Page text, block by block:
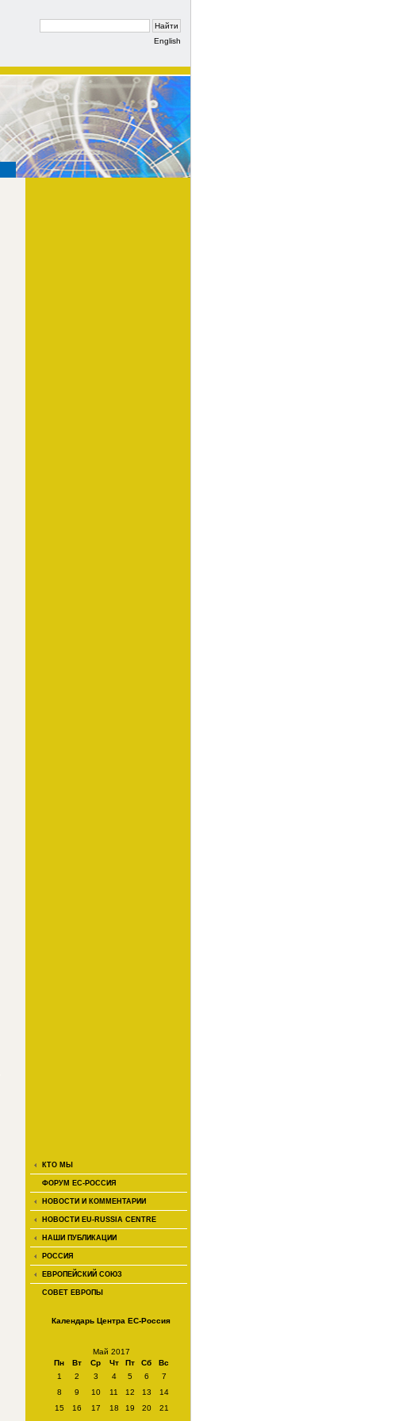
English
КТО МЫ
ФОРУМ ЕС-РОССИЯ
НОВОСТИ И КОММЕНТАРИИ
НОВОСТИ EU-RUSSIA CENTRE
НАШИ ПУБЛИКАЦИИ
РОССИЯ
ЕВРОПЕЙСКИЙ СОЮЗ
СОВЕТ ЕВРОПЫ
Календарь Центра ЕС-Россия
Май 2017
Пн
Вт Ср Чт Пт Сб
Вс
1
2 3 4 5 6
7
8
9 10 11 12 13
14
15
16 17 18 19 20
21